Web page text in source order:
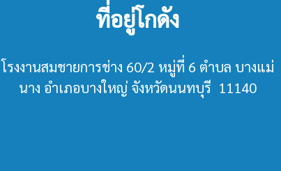
ที่อยู่โกดัง
โรงงานสมชายการช่าง 60/2 หมู่ที่ 6 ตำบล บางแม่
นาง อำเภอบางใหญ่ จังหวัดนนทบุรี 11140